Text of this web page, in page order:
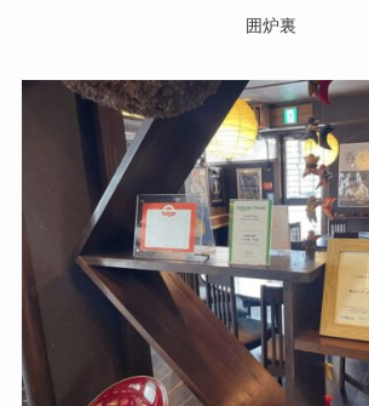
囲炉裏